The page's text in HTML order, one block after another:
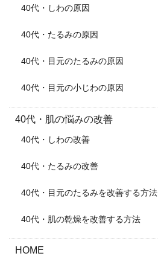
40代・しわの原因
40代・たるみの原因
40代・目元のたるみの原因
40代・目元の小じわの原因
40代・肌の悩みの改善
40代・しわの改善
40代・たるみの改善
40代・目元のたるみを改善する方法
40代・肌の乾燥を改善する方法
HOME